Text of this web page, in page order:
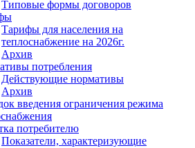
Типовые формы договоров
Тарифы для населения на
теплоснабжение на 2026г.
Архив
потребления
Действующие нормативы
Архив
введения ограничения режима
потребителю
Показатели, характеризующие